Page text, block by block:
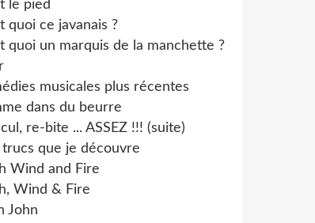
le pied
quoi ce javanais ?
quoi un marquis de la manchette ?
musicales plus récentes
dans du beurre
re-bite ... ASSEZ !!! (suite)
trucs que je découvre
Wind and Fire
Wind & Fire
John